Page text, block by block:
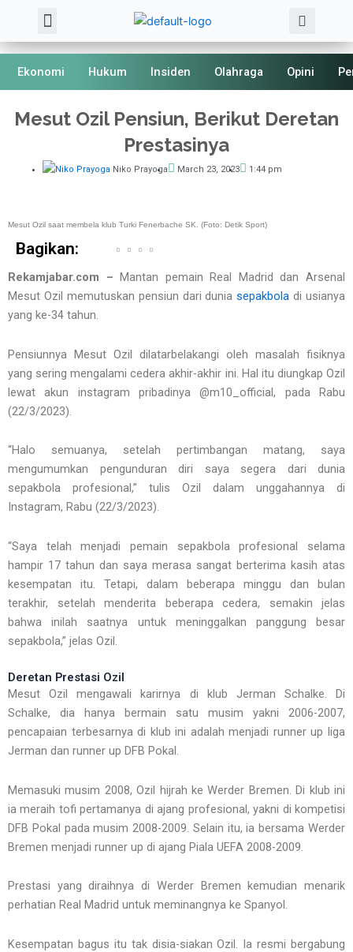
content
Menu
Ekonomi Hukum Insiden Olahraga Opini
Mesut Ozil Pensiun, Berikut Deretan
Prestasinya
Niko Prayoga March 23, 2023 1:44 pm
Mesut Ozil saat membela klub Turki Fenerbache SK. (Foto: Detik Sport)
Bagikan:
Rekamjabar.com –Mantan pemain Real Madrid dan Arsenal
Mesut Ozil memutuskan pensiun dari duniasepakbola di usianya
yang ke-34 tahun.
Pensiunnya Mesut Ozil dilatarbelakangi oleh masalah fisiknya
yang sering mengalami cedera akhir-akhir ini. Hal itu diungkap Ozil
lewat akun instagram pribadinya @m10_official, pada Rabu
(22/3/2023).
“Halo semuanya, setelah pertimbangan matang, saya
mengumumkan pengunduran diri saya segera dari dunia
sepakbola profesional,” tulis Ozil dalam unggahannya di
Instagram, Rabu (22/3/2023).
“Saya telah menjadi pemain sepakbola profesional selama
hampir 17 tahun dan saya merasa sangat berterima kasih atas
kesempatan itu. Tetapi, dalam beberapa minggu dan bulan
terakhir, setelah menderita beberapa cedera, semakin jelas
bahwa inilah saatnya untuk meninggalkan panggung besar
sepakbola,” jelas Ozil.
Deretan Prestasi Ozil
Mesut Ozil mengawali karirnya di klub Jerman Schalke. Di
Schalke, dia hanya bermain satu musim yakni 2006-2007,
pencapaian terbesarnya di klub ini adalah menjadi runner up liga
Jerman dan runner up DFB Pokal.
Memasuki musim 2008, Ozil hijrah ke Werder Bremen. Di klub ini
ia meraih tofi pertamanya di ajang profesional, yakni di kompetisi
DFB Pokal pada musim 2008-2009. Selain itu, ia bersama Werder
Bremen menjadi runner up di ajang Piala UEFA 2008-2009.
Prestasi yang diraihnya di Werder Bremen kemudian menarik
perhatian Real Madrid untuk meminangnya ke Spanyol.
Kesempatan bagus itu tak disia-siakan Ozil. Ia resmi bergabung